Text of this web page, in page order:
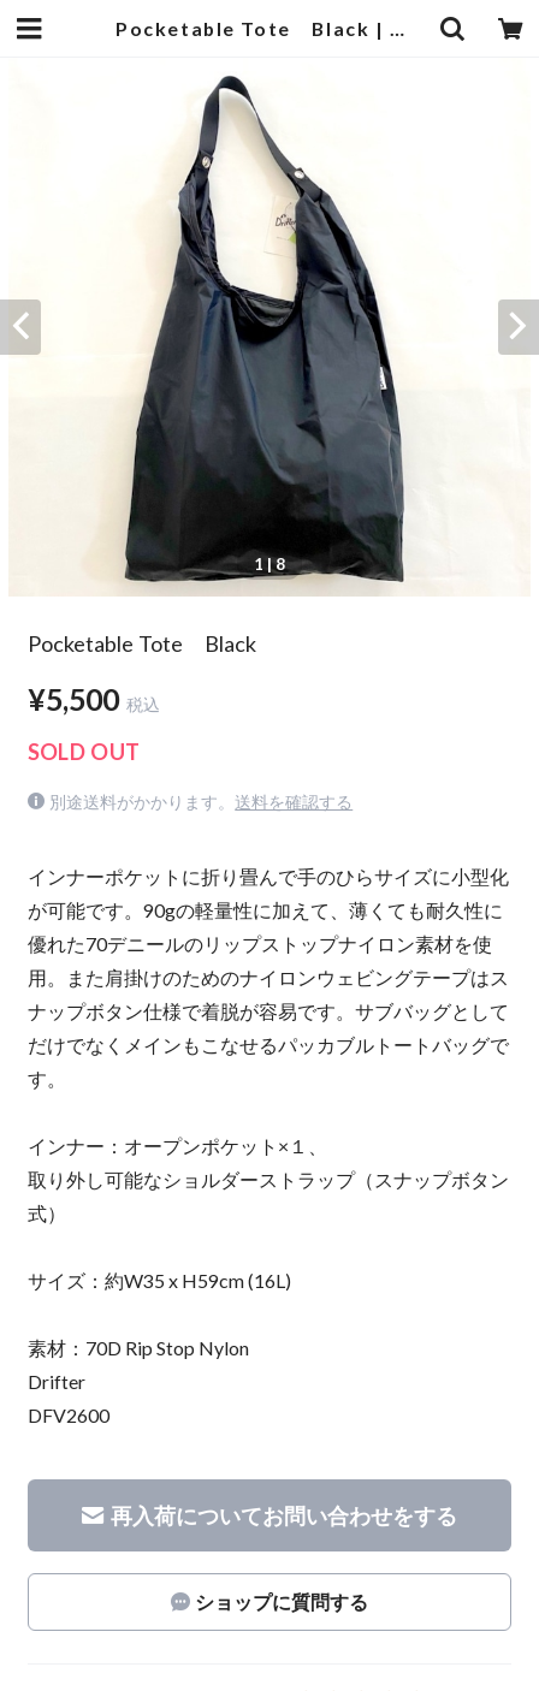
Pocketable Tote Black | 武蔵小杉のセレクトショップ【ナクール】-nakool-
1 | 8
Pocketable Tote Black
¥5,500 税込
SOLD OUT
別途送料がかかります。 送料を確認する
インナーポケットに折り畳んで手のひらサイズに小型化
が可能です。90gの軽量性に加えて、薄くても耐久性に
優れた70デニールのリップストップナイロン素材を使
用。また肩掛けのためのナイロンウェビングテープはス
ナップボタン仕様で着脱が容易です。サブバッグとして
だけでなくメインもこなせるパッカブルトートバッグで
す。
インナー：オープンポケット×１、
取り外し可能なショルダーストラップ（スナップボタン
式）
サイズ：約W35 x H59cm (16L)
素材：70D Rip Stop Nylon
Drifter
DFV2600
再入荷についてお問い合わせをする
ショップに質問する